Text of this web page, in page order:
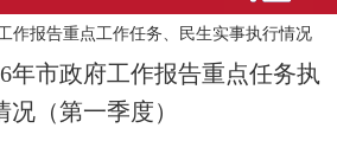
作报告重点工作任务、民生实事执行情况
年市政府工作报告重点任务执
况（第一季度）